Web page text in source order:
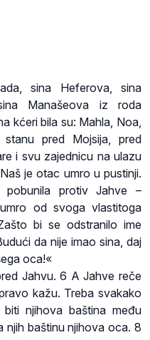
sina Heferova, sina
Manašeova iz roda
kćeri bila su: Mahla, Noa,
pred Mojsija, pred
i svu zajednicu na ulazu
je otac umro u pustinji.
protiv Jahve –
od svoga vlastitoga
bi se odstranilo ime
da nije imao sina, daj
oca!«
Jahvu. 6 A Jahve reče
kažu. Treba svakako
njihova baština među
njih baštinu njihova oca. 8